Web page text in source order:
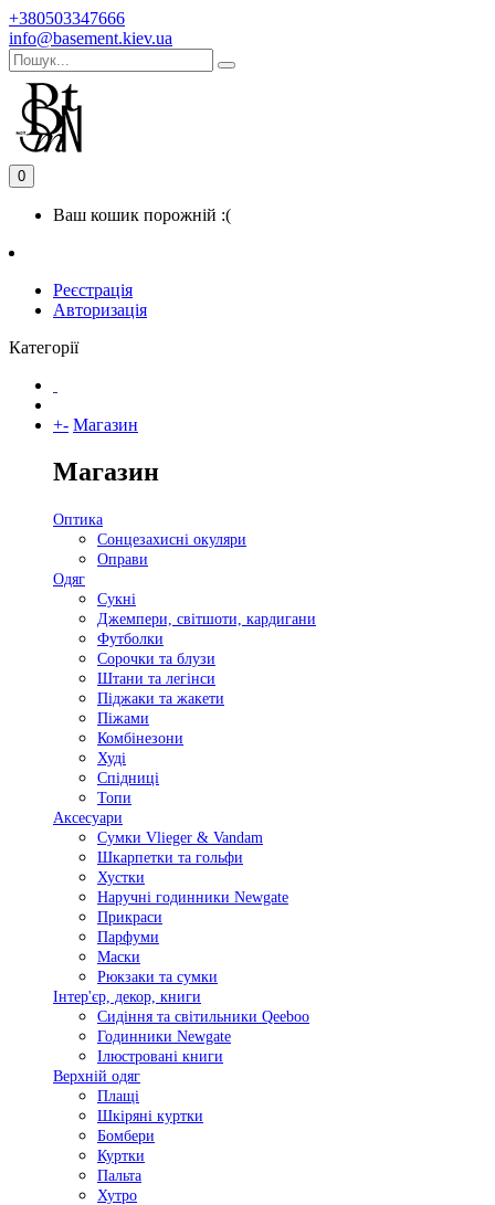
+380503347666
info@basement.kiev.ua
0
Ваш кошик порожній :(
Реєстрація
Авторизація
Категорії
+- Магазин
Магазин
Оптика
Сонцезахисні окуляри
Оправи
Одяг
Сукні
Джемпери, світшоти, кардигани
Футболки
Сорочки та блузи
Штани та легінси
Піджаки та жакети
Піжами
Комбінезони
Худі
Спідниці
Топи
Аксесуари
Сумки Vlieger & Vandam
Шкарпетки та гольфи
Хустки
Наручні годинники Newgate
Прикраси
Парфуми
Маски
Рюкзаки та сумки
Інтер'єр, декор, книги
Сидіння та світильники Qeeboo
Годинники Newgate
Ілюстровані книги
Верхній одяг
Плащі
Шкіряні куртки
Бомбери
Куртки
Пальта
Хутро